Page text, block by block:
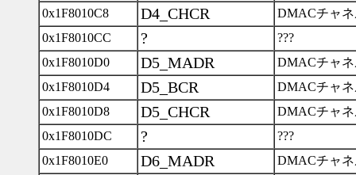
0x1F8010C8
D4_CHCR
DMACチャ
0x1F8010CC
?
???
0x1F8010D0
D5_MADR
DMACチャ
0x1F8010D4
D5_BCR
DMACチャ
0x1F8010D8
D5_CHCR
DMACチャ
0x1F8010DC
?
???
0x1F8010E0
D6_MADR
DMACチャ